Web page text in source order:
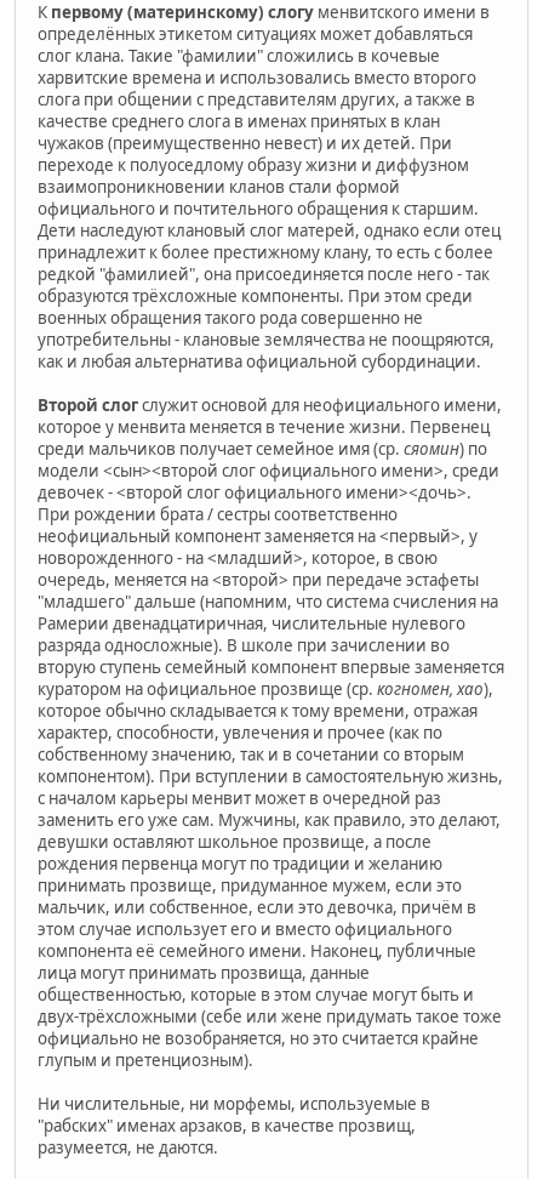
К первому (материнскому) слогу менвитского имени в
определённых этикетом ситуациях может добавляться
слог клана. Такие "фамилии" сложились в кочевые
харвитские времена и использовались вместо второго
слога при общении с представителям других, а также в
качестве среднего слога в именах принятых в клан
чужаков (преимущественно невест) и их детей. При
переходе к полуоседлому образу жизни и диффузном
взаимопроникновении кланов стали формой
официального и почтительного обращения к старшим.
Дети наследуют клановый слог матерей, однако если отец
принадлежит к более престижному клану, то есть с более
редкой "фамилией", она присоединяется после него - так
образуются трёхсложные компоненты. При этом среди
военных обращения такого рода совершенно не
употребительны - клановые землячества не поощряются,
как и любая альтернатива официальной субординации.
Второй слогслужит основой для неофициального имени,
которое у менвита меняется в течение жизни. Первенец
среди мальчиков получает семейное имя (ср. сяомин) по
модели <сын><второй слог официального имени>, среди
девочек - <второй слог официального имени><дочь>.
При рождении брата / сестры соответственно
неофициальный компонент заменяется на <первый>, у
новорожденного - на <младший>, которое, в свою
очередь, меняется на <второй> при передаче эстафеты
"младшего" дальше (напомним, что система счисления на
Рамерии двенадцатиричная, числительные нулевого
разряда односложные). В школе при зачислении во
вторую ступень семейный компонент впервые заменяется
куратором на официальное прозвище (ср. когномен, хао),
которое обычно складывается к тому времени, отражая
характер, способности, увлечения и прочее (как по
собственному значению, так и в сочетании со вторым
компонентом). При вступлении в самостоятельную жизнь,
с началом карьеры менвит может в очередной раз
заменить его уже сам. Мужчины, как правило, это делают,
девушки оставляют школьное прозвище, а после
рождения первенца могут по традиции и желанию
принимать прозвище, придуманное мужем, если это
мальчик, или собственное, если это девочка, причём в
этом случае использует его и вместо официального
компонента её семейного имени. Наконец, публичные
лица могут принимать прозвища, данные
общественностью, которые в этом случае могут быть и
двух-трёхсложными (себе или жене придумать такое тоже
официально не возобраняется, но это считается крайне
глупым и претенциозным).
Ни числительные, ни морфемы, используемые в
"рабских" именах арзаков, в качестве прозвищ,
разумеется, не даются.